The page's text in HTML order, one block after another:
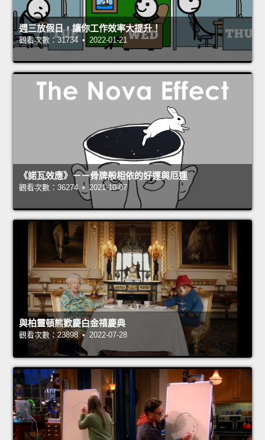
週三放假日，讓你工作效率大提升！
觀看次數：31734 • 2022-01-21
《諾瓦效應》－－骨牌般相依的好運與厄運
觀看次數：36274 • 2021-10-07
與柏靈頓熊歡慶白金禧慶典
觀看次數：23898 • 2022-07-28